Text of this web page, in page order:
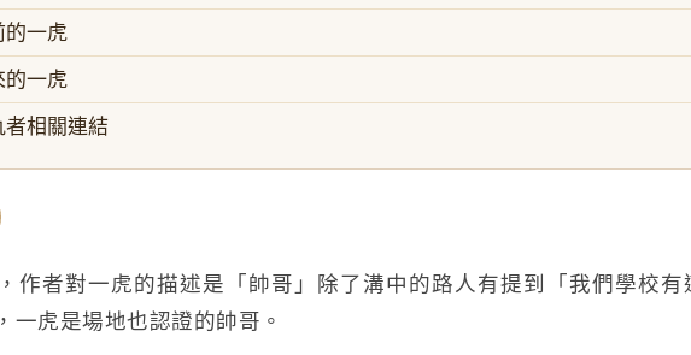
的一虎
的一虎
者相關連結
作者對一虎的描述是「帥哥」除了溝中的路人有提到「我們學校有
一虎是場地也認證的帥哥。